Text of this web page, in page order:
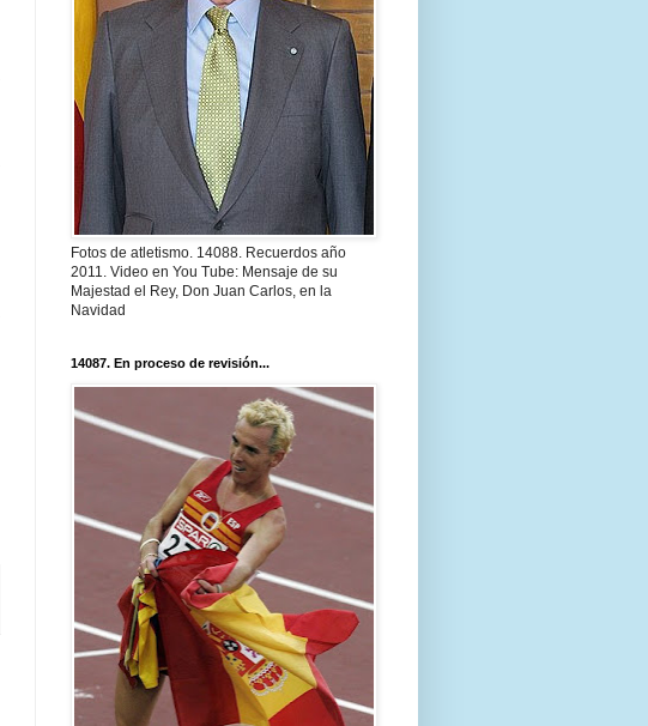
Fotos de atletismo. 14088. Recuerdos año
2011. Video en You Tube: Mensaje de su
Majestad el Rey, Don Juan Carlos, en la
Navidad
14087. En proceso de revisión...